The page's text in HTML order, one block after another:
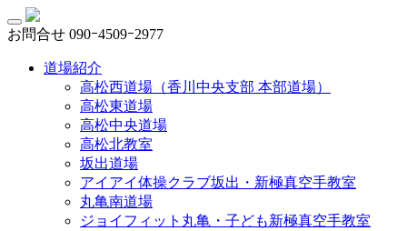
お問合せ 090ｰ4509ｰ2977
道場紹介
高松西道場（香川中央支部 本部道場）
高松東道場
高松中央道場
高松北教室
坂出道場
アイアイ体操クラブ坂出・新極真空手教室
丸亀南道場
ジョイフィット丸亀・子ども新極真空手教室